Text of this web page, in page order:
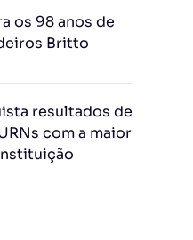
os 98 anos de
Britto
resultados de
com a maior